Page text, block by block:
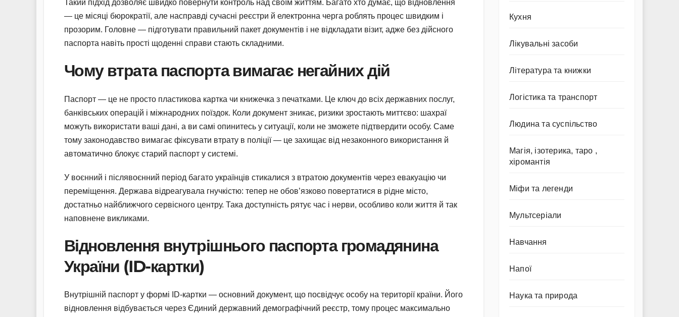
Такий підхід дозволяє швидко повернути контроль над своїм життям. Багато хто думає, що відновлення
— це місяці бюрократії, але насправді сучасні реєстри й електронна черга роблять процес швидким і
прозорим. Головне — підготувати правильний пакет документів і не відкладати візит, адже без дійсного
паспорта навіть прості щоденні справи стають складними.
Чому втрата паспорта вимагає негайних дій
Паспорт — це не просто пластикова картка чи книжечка з печатками. Це ключ до всіх державних послуг,
банківських операцій і міжнародних поїздок. Коли документ зникає, ризики зростають миттєво: шахраї
можуть використати ваші дані, а ви самі опинитесь у ситуації, коли не зможете підтвердити особу. Саме
тому законодавство вимагає фіксувати втрату в поліції — це захищає від незаконного використання й
автоматично блокує старий паспорт у системі.
У воєнний і післявоєнний період багато українців стикалися з втратою документів через евакуацію чи
переміщення. Держава відреагувала гнучкістю: тепер не обов’язково повертатися в рідне місто,
достатньо найближчого сервісного центру. Така доступність рятує час і нерви, особливо коли життя й так
наповнене викликами.
Відновлення внутрішнього паспорта громадянина
України (ID-картки)
Внутрішній паспорт у формі ID-картки — основний документ, що посвідчує особу на території країни. Його
відновлення відбувається через Єдиний державний демографічний реєстр, тому процес максимально
Кухня
Лікувальні засоби
Література та книжки
Логістика та транспорт
Людина та суспільство
Магія, ізотерика, таро ,
хіромантія
Міфи та легенди
Мультсеріали
Навчання
Напої
Наука та природа